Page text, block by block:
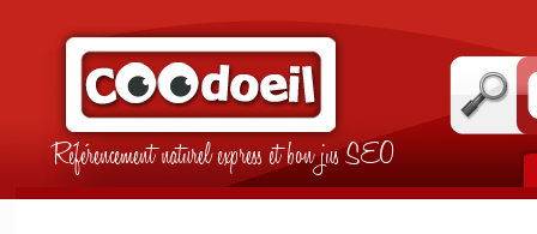
Référencement naturel express et bon jus SEO